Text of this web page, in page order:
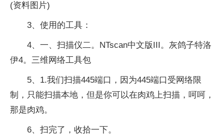
(资料图片)
3、使用的工具：
4、一、扫描仪二。NTscan中文版III。灰鸽子特洛
伊4。三维网络工具包
5、1.我们扫描445端口，因为445端口受网络限
制，只能扫描本地，但是你可以在肉鸡上扫描，呵呵，
那是肉鸡。
6、扫完了，收拾一下。